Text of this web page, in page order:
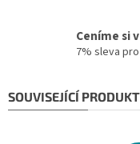
Ceníme si
7% sleva
SOUVISEJÍCÍ